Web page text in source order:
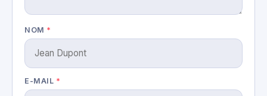
NOM *
E-MAIL *